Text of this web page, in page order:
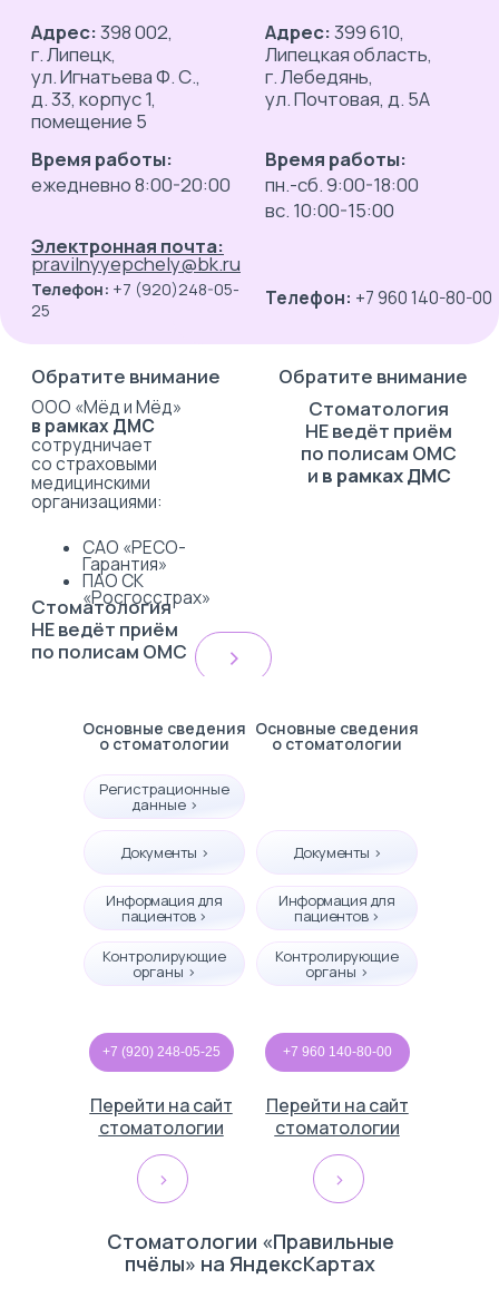
Документы >
Информация для
пациентов >
Основные сведения
о стоматологии
Контролирующие
органы >
Контролирующие
органы >
Информация для
пациентов >
Документы >
Регистрационные
данные >
Основные сведения
о стоматологии
Перейти на сайт
стоматологии
Перейти на сайт
стоматологии
+7 (920) 248-05-25 +7 960 140-80-00
Стоматологии «Правильные
пчёлы» на ЯндексКартах
>
>